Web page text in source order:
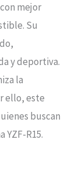
mejor
Su
y deportiva.
la
ello, este
buscan
YZF-R15.